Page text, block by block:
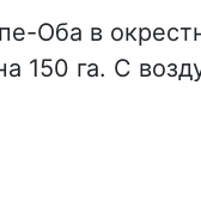
Оба в
150 га. С